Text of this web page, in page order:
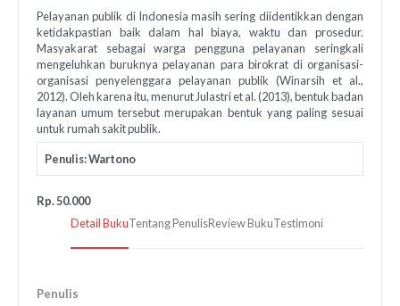
Pelayanan publik di Indonesia masih sering diidentikkan dengan
ketidakpastian baik dalam hal biaya, waktu dan prosedur.
Masyakarat sebagai warga pengguna pelayanan seringkali
mengeluhkan buruknya pelayanan para birokrat di organisasi-
organisasi penyelenggara pelayanan publik (Winarsih et al.,
2012). Oleh karena itu, menurut Julastri et al. (2013), bentuk badan
layanan umum tersebut merupakan bentuk yang paling sesuai
untuk rumah sakit publik.
Penulis: Wartono
Rp. 50.000
Detail BukuTentang PenulisReview BukuTestimoni
Penulis